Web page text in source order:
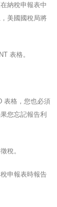
納稅申報表中
美國國稅局將
表格。
表格，您也必須
您忘記報告利
稅。
申報表時報告